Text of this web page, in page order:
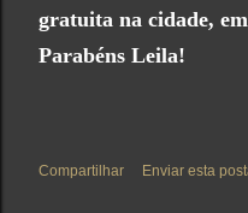
gratuita na cidade,
Parabéns Leila!
Compartilhar Enviar esta